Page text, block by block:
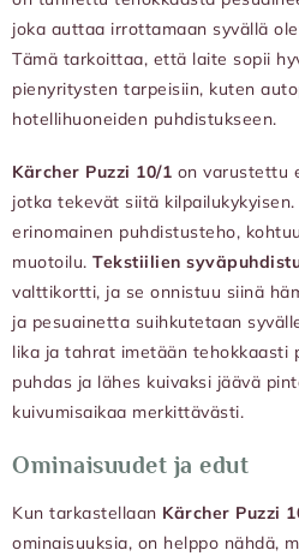
joka auttaa irrottamaan syvällä
Tämä tarkoittaa, että laite sopii
pienyritysten tarpeisiin, kuten
hotellihuoneiden puhdistukseen.
Kärcher Puzzi 10/1 on varustettu
jotka tekevät siitä
erinomainen puhdistusteho,
muotoilu. Tekstiilien
valttikortti, ja se onnistuu siinä
ja pesuainetta suihkutetaan
lika ja tahrat imetään tehokkaasti
puhdas ja lähes kuivaksi jäävä
kuivumisaikaa merkittävästi.
Ominaisuudet ja edut
Kun tarkastellaan Kärcher Puzzi
ominaisuuksia, on helppo nähdä,